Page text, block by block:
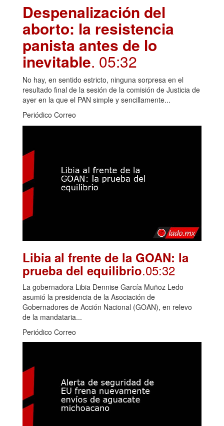
Despenalización del
aborto: la resistencia
panista antes de lo
inevitable. 05:32
No hay, en sentido estricto, ninguna sorpresa en el
resultado final de la sesión de la comisión de Justicia de
ayer en la que el PAN simple y sencillamente...
Periódico Correo
Libia al frente de la GOAN: la
prueba del equilibrio.05:32
La gobernadora Libia Dennise García Muñoz Ledo
asumió la presidencia de la Asociación de
Gobernadores de Acción Nacional (GOAN), en relevo
de la mandataria...
Periódico Correo